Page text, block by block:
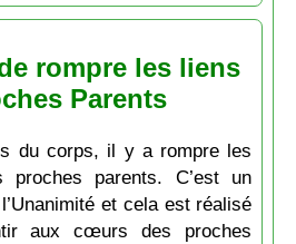
rompre les liens
Parents
du corps, il y a rompre les
proches parents. C’est un
et cela est réalisé
aux cœurs des proches